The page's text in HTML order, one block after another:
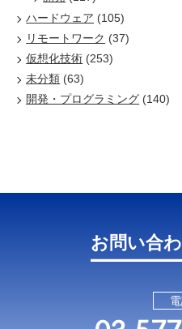
ハードウェア (105)
リモートワーク (37)
仮想化技術 (253)
未分類 (63)
開発・プログラミング (140)
お問い合